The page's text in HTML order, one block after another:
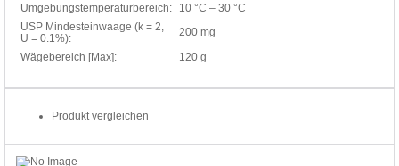
Umgebungstemperaturbereich:
10 °C – 30 °C
USP Mindesteinwaage (k = 2,
U = 0.1%):
200 mg
Wägebereich [Max]:
120 g
Produkt vergleichen